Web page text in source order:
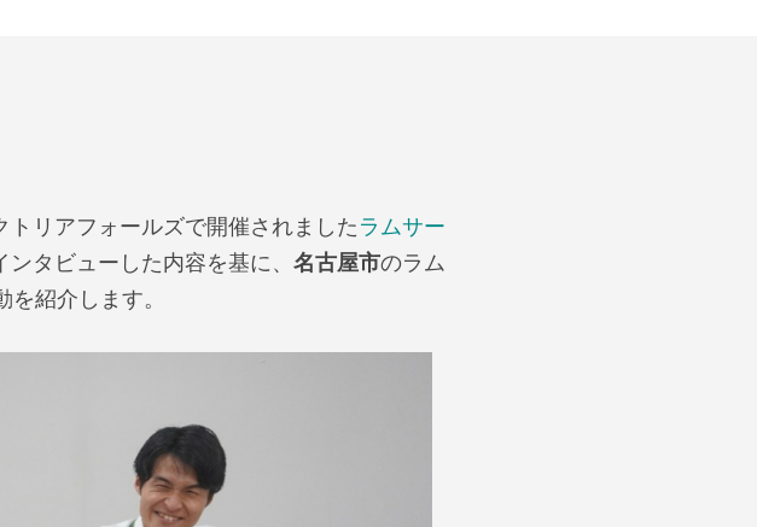
トリアフォールズで開催されましたラムサー
タビューした内容を基に、 名古屋市のラム
紹介します。